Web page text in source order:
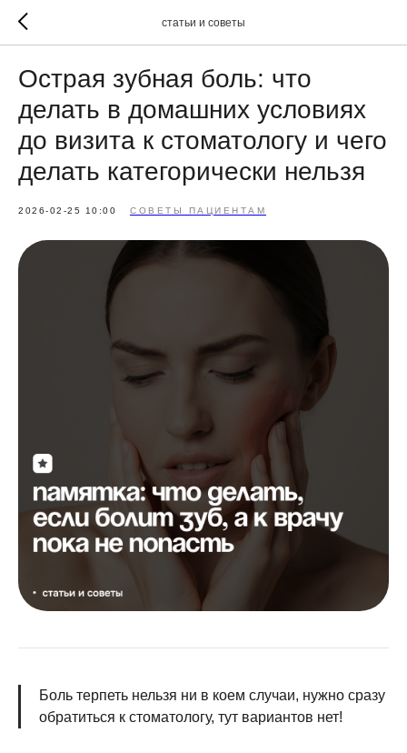
статьи и советы
Острая зубная боль: что
делать в домашних условиях
до визита к стоматологу и чего
делать категорически нельзя
2026-02-25 10:00 СОВЕТЫ ПАЦИЕНТАМ
Боль терпеть нельзя ни в коем случаи, нужно сразу
обратиться к стоматологу, тут вариантов нет!